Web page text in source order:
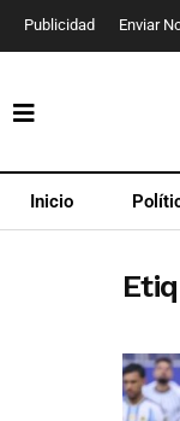
Publicidad Enviar
Inicio